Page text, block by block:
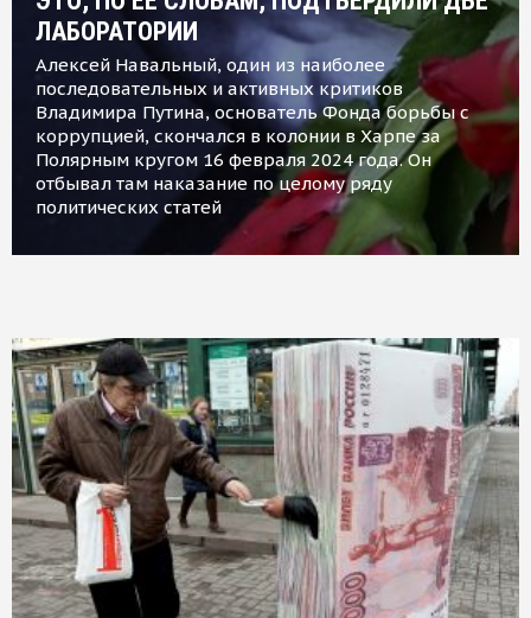
ЛАБОРАТОРИИ
Алексей Навальный, один из наиболее
последовательных и активных критиков
Владимира Путина, основатель Фонда борьбы с
коррупцией, скончался в колонии в Харпе за
Полярным кругом 16 февраля 2024 года. Он
отбывал там наказание по целому ряду
политических статей